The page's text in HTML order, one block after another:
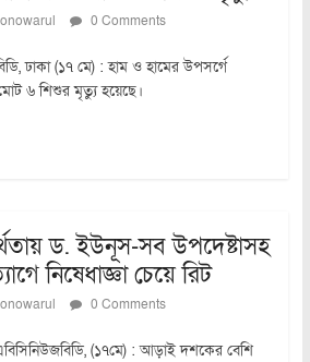
0 Comments
ঢাকা (১৭ মে) : হাম ও হামের উপসর্গে
৬ শিশুর মৃত্যু হয়েছে।
ড. ইউনূস-সব উপদেষ্টাসহ
নিষেধাজ্ঞা চেয়ে রিট
0 Comments
(১৭মে) : আড়াই দশকের বেশি